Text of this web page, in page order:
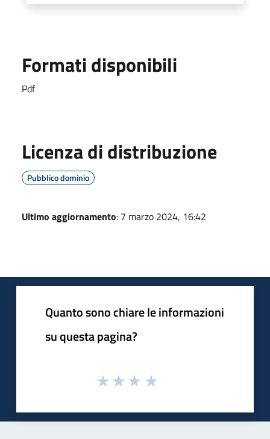
Formati disponibili
Pdf
Licenza di distribuzione
Pubblico dominio
Ultimo aggiornamento: 7 marzo 2024, 16:42
Quanto sono chiare le informazioni
su questa pagina?